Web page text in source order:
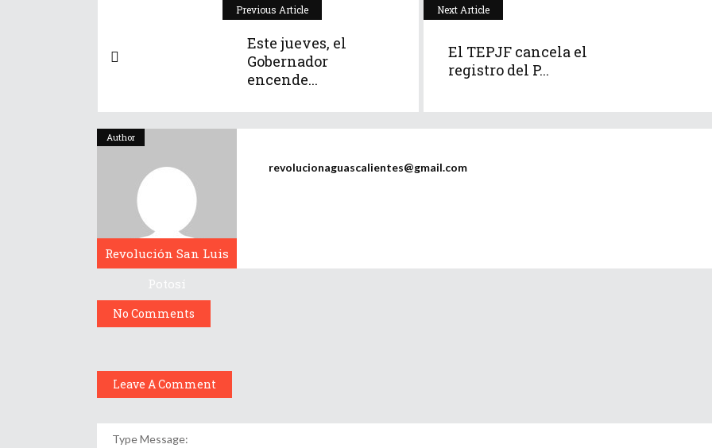
Previous Article
Este jueves, el
Gobernador
encende...
Next Article
El TEPJF cancela el
registro del P...
Author
Revolución San Luis
Potosí
revolucionaguascalientes@gmail.com
No Comments
Leave A Comment